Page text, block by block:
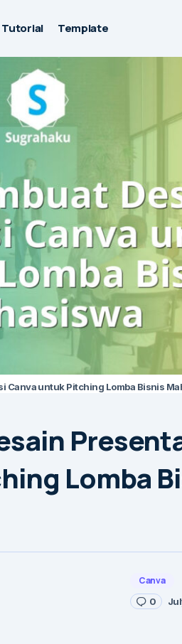
Tutorial Template
Canva untuk Pitching Lomba Bisnis
Lomba
Canva
0